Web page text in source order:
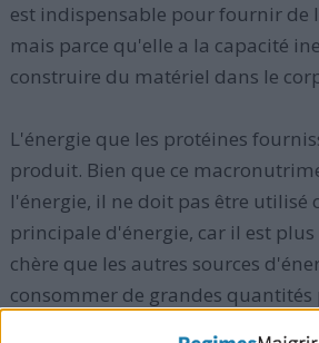
est indispensable pour fournir de
mais parce qu'elle a la capacité
construire du matériel dans le
L'énergie que les protéines
produit. Bien que ce
l'énergie, il ne doit pas être utilisé
principale d'énergie, car il est
chère que les autres sources
consommer de grandes quantités